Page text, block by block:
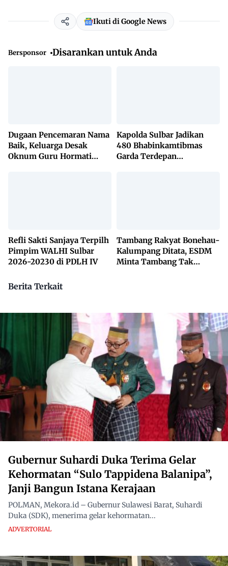
Ikuti di Google News
Bersponsor Disarankan untuk Anda
Dugaan Pencemaran Nama
Baik, Keluarga Desak
Oknum Guru Hormati
Kapolda Sulbar Jadikan
480 Bhabinkamtibmas
Garda Terdepan
Refli Sakti Sanjaya Terpilh
Pimpim WALHI Sulbar
2026-20230 di PDLH IV
Tambang Rakyat Bonehau-
Kalumpang Ditata, ESDM
Minta Tambang Tak
Berita Terkait
Gubernur Suhardi Duka Terima Gelar
Kehormatan “Sulo Tappidena Balanipa”,
Janji Bangun Istana Kerajaan
POLMAN, Mekora.id – Gubernur Sulawesi Barat, Suhardi
Duka (SDK), menerima gelar kehormatan...
ADVERTORIAL